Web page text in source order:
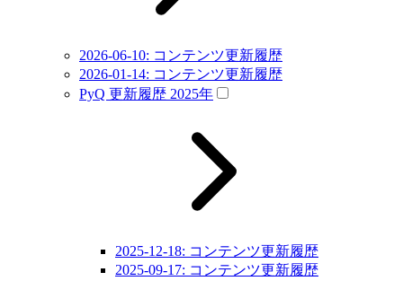
2026-06-10: コンテンツ更新履歴
2026-01-14: コンテンツ更新履歴
PyQ 更新履歴 2025年
2025-12-18: コンテンツ更新履歴
2025-09-17: コンテンツ更新履歴